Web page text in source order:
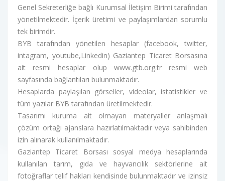
Genel Sekreterliğe bağlı Kurumsal İletişim Birimi tarafından
yönetilmektedir. İçerik üretimi ve paylaşımlardan sorumlu
tek birimdir.
BYB tarafından yönetilen hesaplar (facebook, twitter,
intagram, youtube,Linkedin) Gaziantep Ticaret Borsasına
ait resmi hesaplar olup www.gtb.org.tr resmi web
sayfasında bağlantıları bulunmaktadır.
Hesaplarda paylaşılan görseller, videolar, istatistikler ve
tüm yazılar BYB tarafından üretilmektedir.
Tasarımı kuruma ait olmayan materyaller anlaşmalı
çözüm ortağı ajanslara hazırlatılmaktadır veya sahibinden
izin alınarak kullanılmaktadır.
Gaziantep Ticaret Borsası sosyal medya hesaplarında
kullanılan tarım, gıda ve hayvancılık sektörlerine ait
fotoğraflar telif hakları kendisinde bulunmaktadır ve izinsiz